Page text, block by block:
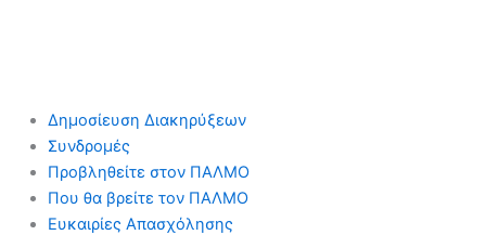
Δημοσίευση Διακηρύξεων
Συνδρομές
Προβληθείτε στον ΠΑΛΜΟ
Που θα βρείτε τον ΠΑΛΜΟ
Ευκαιρίες Απασχόλησης